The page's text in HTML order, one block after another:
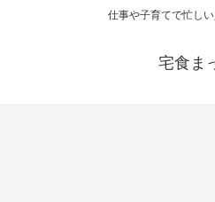
仕事や子育てで忙しい
宅食ま